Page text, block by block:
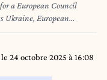
a European Council
Ukraine, European
competitiveness, housing
24 octobre 2025 à 16:08